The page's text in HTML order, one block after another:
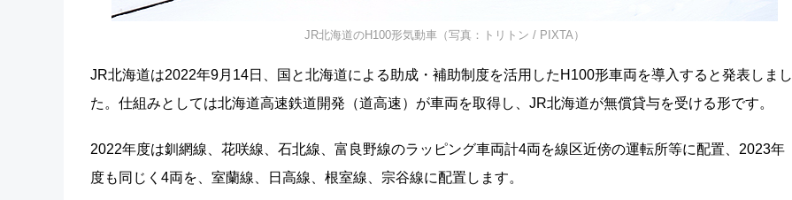
JR北海道のH100形気動車（写真：トリトン / PIXTA）
JR北海道は2022年9月14日、国と北海道による助成・補助制度を活用したH100形車両を導入すると発表しまし
た。仕組みとしては北海道高速鉄道開発（道高速）が車両を取得し、JR北海道が無償貸与を受ける形です。
2022年度は釧網線、花咲線、石北線、富良野線のラッピング車両計4両を線区近傍の運転所等に配置、2023年
度も同じく4両を、室蘭線、日高線、根室線、宗谷線に配置します。